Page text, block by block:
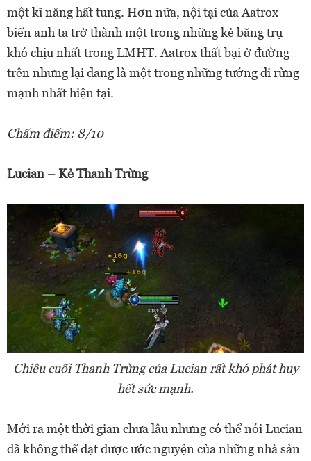
một kĩ năng hất tung. Hơn nữa, nội tại của Aatrox
biến anh ta trở thành một trong những kẻ băng trụ
khó chịu nhất trong LMHT. Aatrox thất bại ở đường
trên nhưng lại đang là một trong những tướng đi rừng
mạnh nhất hiện tại.
Chấm điểm: 8/10
Lucian – Kẻ Thanh Trừng
Chiêu cuối Thanh Trừng của Lucian rất khó phát huy
hết sức mạnh.
Mới ra một thời gian chưa lâu nhưng có thể nói Lucian
đã không thể đạt được ước nguyện của những nhà sản